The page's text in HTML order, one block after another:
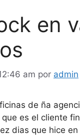
en
am por admin
de ña
es el cliente
dias que hice